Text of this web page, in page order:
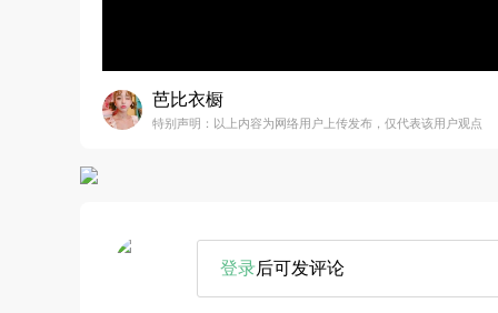
芭比衣橱
特别声明：以上内容为网络用户上传发布，仅代表该用户观点
登录后可发评论